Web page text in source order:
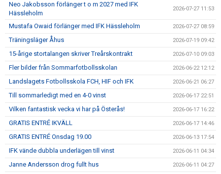
IFK TIPSET 2026
VM-TIPSET 2026
Neo Jakobsson förlänger t o m 2027 med IFK
Hässleholm
2026-07-27 11:53
Mustafa Owaid förlänger med IFK Hässleholm 2026-07-27 08:59
Träningsläger Åhus 2026-07-19 09:42
15-årige stortalangen skriver Treårskontrakt 2026-07-10 09:03
Fler bilder från Sommarfotbollsskolan 2026-06-22 12:12
Landslagets Fotbollsskola FCH, HIF och IFK 2026-06-21 06:27
Till sommarledigt med en 4-0 vinst 2026-06-17 22:51
Vilken fantastisk vecka vi har på Österås! 2026-06-17 16:22
GRATIS ENTRÉ IKVÄLL 2026-06-17 14:46
GRATIS ENTRÉ Onsdag 19.00 2026-06-13 17:54
IFK vände dubbla underlägen till vinst 2026-06-11 04:34
Janne Andersson drog fullt hus 2026-06-11 04:27